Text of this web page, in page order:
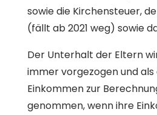
sowie die Kirchensteuer,
(fällt ab 2021 weg) sowie
Der Unterhalt der Eltern
immer vorgezogen und
Einkommen zur
genommen, wenn ihre